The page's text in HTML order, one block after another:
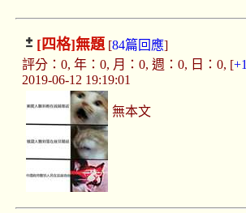
[四格]無題[84篇回應]
評分：0, 年：0, 月：0, 週：0, 日：0, [+1
2019-06-12 19:19:01
無本文